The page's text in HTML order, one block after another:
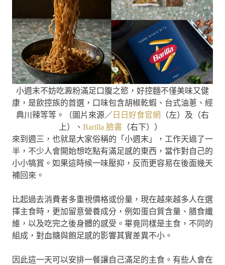
小週末不妨吃澱粉滿足口腹之慾，好控麵不僅美味又健
康，是飲控族的首選，口味包含胡椒乾蝦、台式油蔥、經
典川辣等等。（圖片來源／ 日日好食官網
（左）及（右
上）、 Barilla 臉書 （右下））
來到週三，也就是大家俗稱的「小週末」，工作天過了一
半，不少人會開始想吃點有滿足感的東西，當作對自己的
小小犒賞。如果這時候一味壓抑，反而更容易在後面幾天
補回來。
比起過去消費者多重視價格或份量，現在越來越多人在選
擇主食時，更加留意營養成分，例如蛋白質含量、膳食纖
維，以及吃完之後身體的感受。畢竟同樣是主食，不同的
組成，對血糖與飽足感的影響其實差異不小。
因此這一天可以安排一餐讓自己滿足的主食。有些人會在